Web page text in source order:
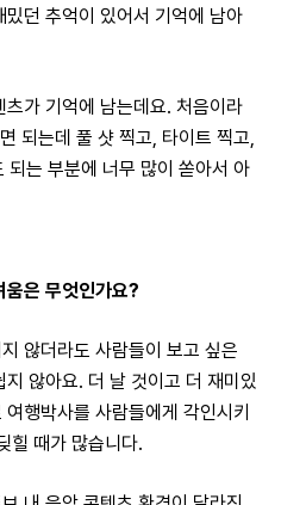
던 추억이 있어서 기억에 남아
가 기억에 남는데요. 처음이라
되는데 풀 샷 찍고, 타이트 찍고,
는 부분에 너무 많이 쏟아서 아
움은 무엇인가요?
않더라도 사람들이 보고 싶은
않아요. 더 날 것이고 더 재미있
행박사를 사람들에게 각인시키
힐 때가 많습니다.